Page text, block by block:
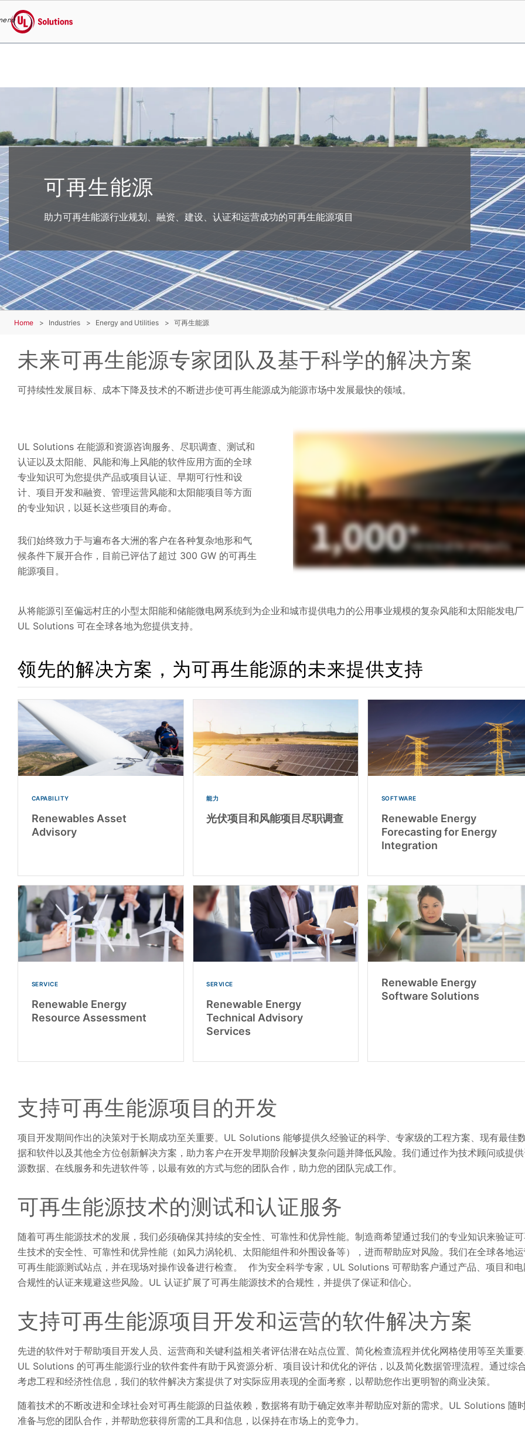
UL Solutions
可再生能源
助力可再生能源行业规划、融资、建设、认证和运营成功的可再生能源项目
Home Industries Energy and Utilities 可再生能源
未来可再生能源专家团队及基于科学的解决方案
可持续性发展目标、成本下降及技术的不断进步使可再生能源成为能源市场中发展最快的领域。
UL Solutions 在能源和资源咨询服务、尽职调查、测试和
认证以及太阳能、风能和海上风能的软件应用方面的全球
专业知识可为您提供产品或项目认证、早期可行性和设
计、项目开发和融资、管理运营风能和太阳能项目等方面
的专业知识，以延长这些项目的寿命。
我们始终致力于与遍布各大洲的客户在各种复杂地形和气
候条件下展开合作，目前已评估了超过 300 GW 的可再生
能源项目。
从将能源引至偏远村庄的小型太阳能和储能微电网系统到为企业和城市提供电力的公用事业规模的复杂风能和太阳能发电厂
UL Solutions 可在全球各地为您提供支持。
领先的解决方案，为可再生能源的未来提供支持
CAPABILITY
Renewables Asset
Advisory
能力
光伏项目和风能项目尽职调查
SOFTWARE
Renewable Energy
Forecasting for Energy
Integration
SERVICE
Renewable Energy
Resource Assessment
SERVICE
Renewable Energy
Technical Advisory
Services
Renewable Energy
Software Solutions
支持可再生能源项目的开发
项目开发期间作出的决策对于长期成功至关重要。UL Solutions 能够提供久经验证的科学、专家级的工程方案、现有最佳
据和软件以及其他全方位创新解决方案，助力客户在开发早期阶段解决复杂问题并降低风险。我们通过作为技术顾问或提
源数据、在线服务和先进软件等，以最有效的方式与您的团队合作，助力您的团队完成工作。
可再生能源技术的测试和认证服务
随着可再生能源技术的发展，我们必须确保其持续的安全性、可靠性和优异性能。制造商希望通过我们的专业知识来验证
生技术的安全性、可靠性和优异性能（如风力涡轮机、太阳能组件和外围设备等），进而帮助应对风险。我们在全球各地
可再生能源测试站点，并在现场对操作设备进行检查。 作为安全科学专家，UL Solutions 可帮助客户通过产品、项目和电
合规性的认证来规避这些风险。UL 认证扩展了可再生能源技术的合规性，并提供了保证和信心。
支持可再生能源项目开发和运营的软件解决方案
先进的软件对于帮助项目开发人员、运营商和关键利益相关者评估潜在站点位置、简化检查流程并优化网格使用等至关重要
UL Solutions 的可再生能源行业的软件套件有助于风资源分析、项目设计和优化的评估，以及简化数据管理流程。通过综
考虑工程和经济性信息，我们的软件解决方案提供了对实际应用表现的全面考察，以帮助您作出更明智的商业决策。
随着技术的不断改进和全球社会对可再生能源的日益依赖，数据将有助于确定效率并帮助应对新的需求。UL Solutions 随
准备与您的团队合作，并帮助您获得所需的工具和信息，以保持在市场上的竞争力。